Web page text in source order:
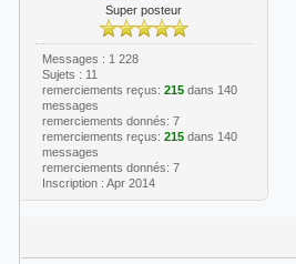
Super posteur
Messages : 1 228
Sujets : 11
remerciements reçus: 215dans 140
messages
remerciements donnés: 7
remerciements reçus: 215dans 140
messages
remerciements donnés: 7
Inscription : Apr 2014